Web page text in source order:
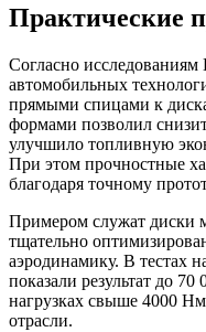
Практические
Согласно исследованиям
автомобильных
прямыми спицами к
формами позволил
улучшило топливную
При этом прочностные
благодаря точному
Примером служат диски
тщательно
аэродинамику. В тестах
показали результат до
нагрузках свыше 4000
отрасли.